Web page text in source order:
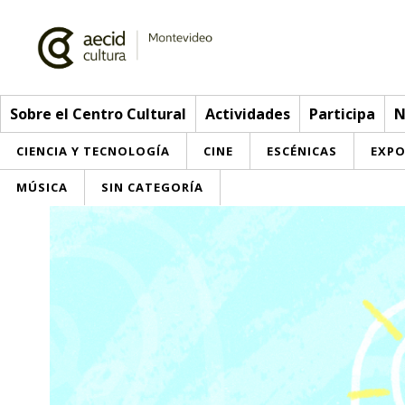
Sobre el Centro Cultural Actividades Participa
CIENCIA Y TECNOLOGÍA CINE ESCÉNICAS
MÚSICA SIN CATEGORÍA
Sobre el Centro Cultural
Red AECID
Actividades
> Go to Actividades
This week
Inscriptions
Envíanos tu propuesta
Buzón de sugerencias
Noticias
Convocatorias